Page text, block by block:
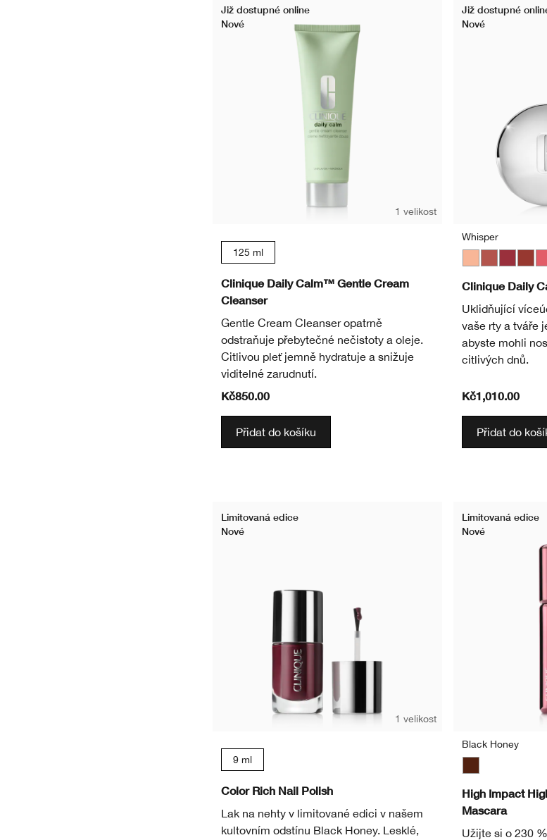
Již dostupné online
Nové
1 velikost
125 ml
Clinique Daily Calm™ Gentle Cream
Cleanser
Gentle Cream Cleanser opatrně
odstraňuje přebytečné nečistoty a oleje.
Citlivou pleť jemně hydratuje a snižuje
viditelné zarudnutí.
Kč850.00
Přidat do košíku
Již dostupné
Nové
Whisper
Clinique Daily
Uklidňující
vaše rty a tváře
abyste mohli
citlivých dnů.
Kč1,010.00
Přidat do
Limitovaná edice
Nové
1 velikost
9 ml
Color Rich Nail Polish
Lak na nehty v limitované edici v našem
kultovním odstínu Black Honey. Lesklé,
Limitovaná edice
Nové
Black Honey
High Impact
Mascara
Užijte si o 230